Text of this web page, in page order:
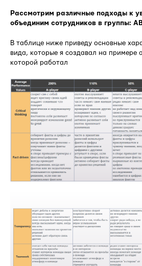
Рассмотрим различные подходы к
объединим сотрудников в группы:
В таблице ниже приведу основные
вида, которые я создавал на примере
которой работал